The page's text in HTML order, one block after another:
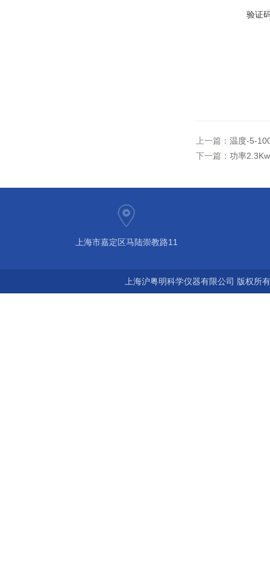
验证
上一篇： 温度-5-
下一篇： 功率
上海市嘉定区马陆崇教路11
上海沪粤明科学仪器有限公司 版权所